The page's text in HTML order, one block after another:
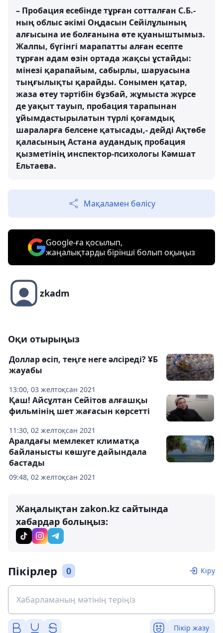
– Пробация есебінде тұрған сотталған С.Б.-
ның облыс әкімі Оңдасын Сейілұлының
алғысына ие болғанына өте қуаныштымыз.
Жалпы, бүгінгі марапатты алған есепте
тұрған адам өзін ортада жақсы ұстайды:
мінезі қарапайым, сабырлы, шаруасына
тыңғылықты қарайды. Сонымен қатар,
жаза өтеу тәртібін бұзбай, жұмыста жүрсе
де уақыт тауып, пробация тарапынан
ұйымдастырылатын түрлі қоғамдық
шараларға белсене қатысады,- дейді Ақтөбе
қаласының Астана аудандық пробация
қызметінің инспектор-психологы Кәмшат
Ельтаева.
Мақаламен бөлісу
Google-ға қосылып,
жаңалықтарды бірінші болып оқыңыз
zkadm
Оқи отырыңыз
13:00, 03 желтоқсан 2021
Доллар өсіп, теңге неге әлсіреді? ҰБ
жауабы
11:30, 02 желтоқсан 2021
Қаш! Айсұлтан Сейітов алғашқы
фильмінің шет жағасын көрсетті
09:48, 02 желтоқсан 2021
Аралдағы мемлекет климатқа
байланысты көшуге дайындала
бастады
Жаңалықтан zakon.kz сайтында
хабардар болыңыз:
Пікірлер 0 Кіру
Пікір жазу